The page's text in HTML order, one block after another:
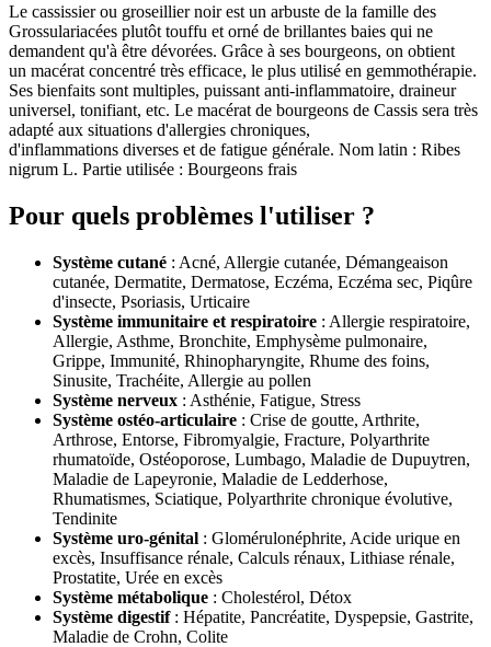
Le cassissier ou groseillier noir est un arbuste de la famille des
Grossulariacées plutôt touffu et orné de brillantes baies qui ne
demandent qu'à être dévorées. Grâce à ses bourgeons, on obtient
un macérat concentré très efficace, le plus utilisé en gemmothérapie.
Ses bienfaits sont multiples, puissant anti-inflammatoire, draineur
universel, tonifiant, etc. Le macérat de bourgeons de Cassis sera très
adapté aux situations d'allergies chroniques,
d'inflammations diverses et de fatigue générale. Nom latin : Ribes
nigrum L. Partie utilisée : Bourgeons frais
Pour quels problèmes l'utiliser ?
Système cutané : Acné, Allergie cutanée, Démangeaison
cutanée, Dermatite, Dermatose, Eczéma, Eczéma sec, Piqûre
d'insecte, Psoriasis, Urticaire
Système immunitaire et respiratoire : Allergie respiratoire,
Allergie, Asthme, Bronchite, Emphysème pulmonaire,
Grippe, Immunité, Rhinopharyngite, Rhume des foins,
Sinusite, Trachéite, Allergie au pollen
Système nerveux : Asthénie, Fatigue, Stress
Système ostéo-articulaire : Crise de goutte, Arthrite,
Arthrose, Entorse, Fibromyalgie, Fracture, Polyarthrite
rhumatoïde, Ostéoporose, Lumbago, Maladie de Dupuytren,
Maladie de Lapeyronie, Maladie de Ledderhose,
Rhumatismes, Sciatique, Polyarthrite chronique évolutive,
Tendinite
Système uro-génital : Glomérulonéphrite, Acide urique en
excès, Insuffisance rénale, Calculs rénaux, Lithiase rénale,
Prostatite, Urée en excès
Système métabolique : Cholestérol, Détox
Système digestif : Hépatite, Pancréatite, Dyspepsie, Gastrite,
Maladie de Crohn, Colite